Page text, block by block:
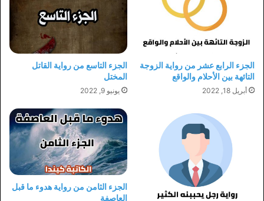
الجزء الرابع عشر من رواية الزوجة
التائهة بين الأحلام والواقع
أبريل 18, 2022
الجزء التاسع من رواية القاتل
المختل
يونيو 9, 2022
الجزء الثامن من رواية هدوء ما قبل
العاصفة